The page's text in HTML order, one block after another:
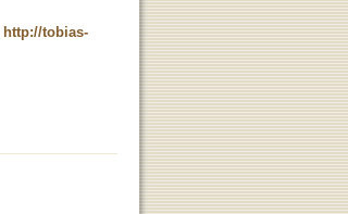
http://tobias-